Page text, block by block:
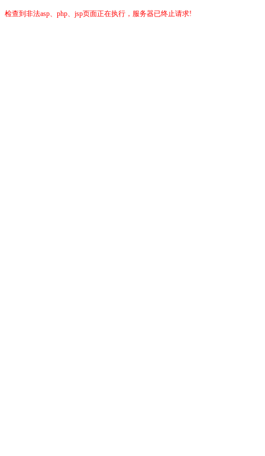
检查到非法asp、php、jsp页面正在执行，服务器已终止请求!